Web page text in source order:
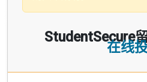
StudentSecure
在线